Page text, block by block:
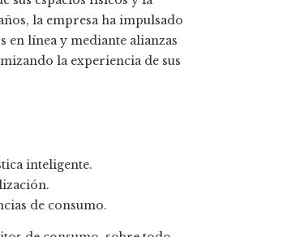
la empresa ha impulsado
en línea y mediante alianzas
la experiencia de sus
inteligente.
de consumo.